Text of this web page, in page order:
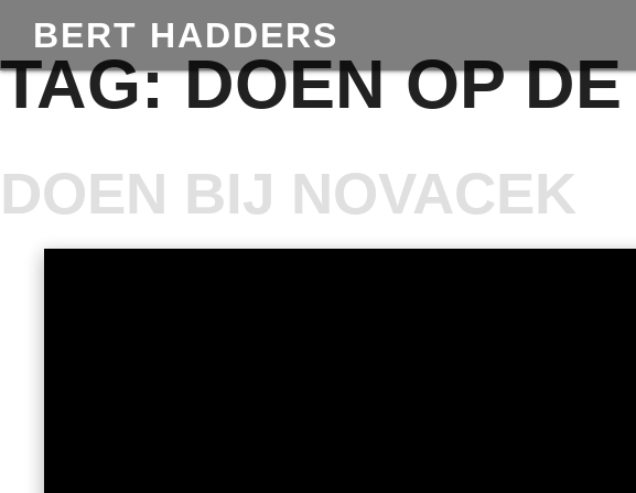
BERT HADDERS
TAG:DOEN OP
DOEN BIJ NOVACEK